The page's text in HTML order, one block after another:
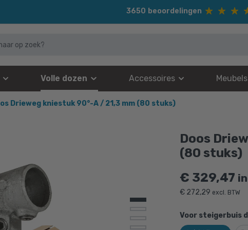
3650 beoordelingen
Volle dozen Accessoires Meubels
Drieweg kniestuk 90°-A / 21,3 mm (80 stuks)
Doos
(80 stuks)
€ 329,47
€ 272,29 excl. BTW
Voor steigerbuis